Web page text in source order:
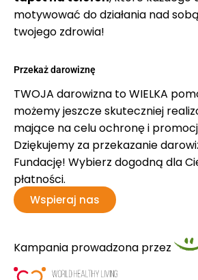
motywować do działania nad
twojego zdrowia!
Przekaż darowiznę
TWOJA darowizna to WIELKA
możemy jeszcze skuteczniej
mające na celu ochronę i
Dziękujemy za przekazanie
Fundację! Wybierz dogodną dla
płatności.
Wspieraj nas
Kampania prowadzona przez